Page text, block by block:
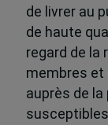
de livrer au
de haute
regard de la
membres et
auprès de